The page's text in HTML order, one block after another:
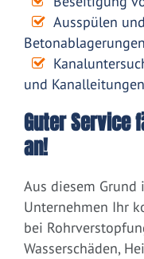
Ausspülen
Betonablagerungen
und Kanalleitungen
Guter Service
an!
Aus diesem
Unternehmen Ihr
bei
Wasserschäden,